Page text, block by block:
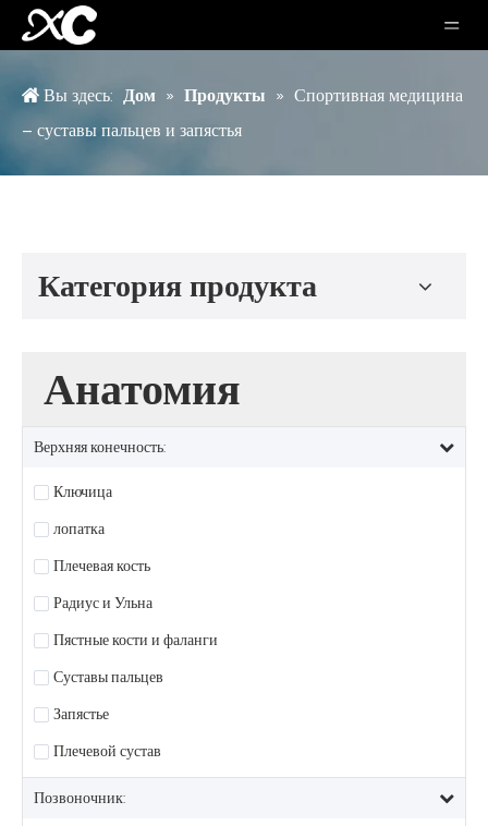
Вы здесь: Дом » Продукты » Спортивная медицина
– суставы пальцев и запястья
Категория продукта
Анатомия
Верхняя конечность:
Ключица
лопатка
Плечевая кость
Радиус и Ульна
Пястные кости и фаланги
Суставы пальцев
Запястье
Плечевой сустав
Позвоночник: